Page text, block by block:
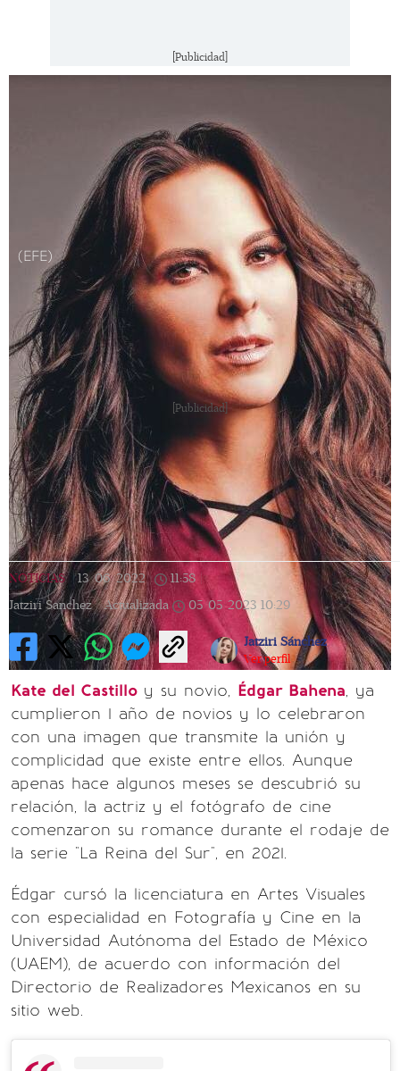
[Publicidad]
(EFE)
[Publicidad]
NOTICIAS 13/06/2022 | 11:58
Jatziri Sanchez | Actualizada 05/05/2023 10:29
Jatziri Sánchez
Ver perfil
Kate del Castillo y su novio, Édgar Bahena, ya
cumplieron 1 año de novios y lo celebraron
con una imagen que transmite la unión y
complicidad que existe entre ellos. Aunque
apenas hace algunos meses se descubrió su
relación, la actriz y el fotógrafo de cine
comenzaron su romance durante el rodaje de
la serie "La Reina del Sur", en 2021.
Édgar cursó la licenciatura en Artes Visuales
con especialidad en Fotografía y Cine en la
Universidad Autónoma del Estado de México
(UAEM), de acuerdo con información del
Directorio de Realizadores Mexicanos en su
sitio web.